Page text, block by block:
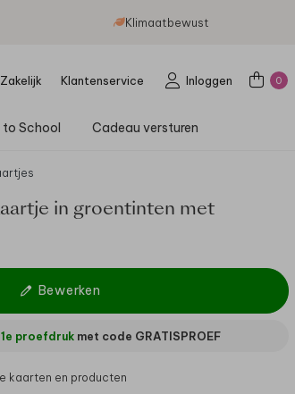
Klimaatbewust
Zakelijk Klantenservice Inloggen 0
to School Cadeau versturen
in groentinten met
Bewerken
proefdruk met code GRATISPROEF
kaarten en producten